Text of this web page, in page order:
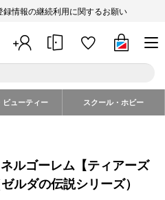
録情報の継続利用に関するお願い
ビューティー スクール・ホビー
ルゴーレム【ティアーズ
ルダの伝説シリーズ）